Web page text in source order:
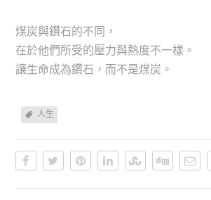
煤炭與鑽石的不同，
在於他們所受的壓力與熱度不一樣。
讓生命成為鑽石，而不是煤炭。
人生